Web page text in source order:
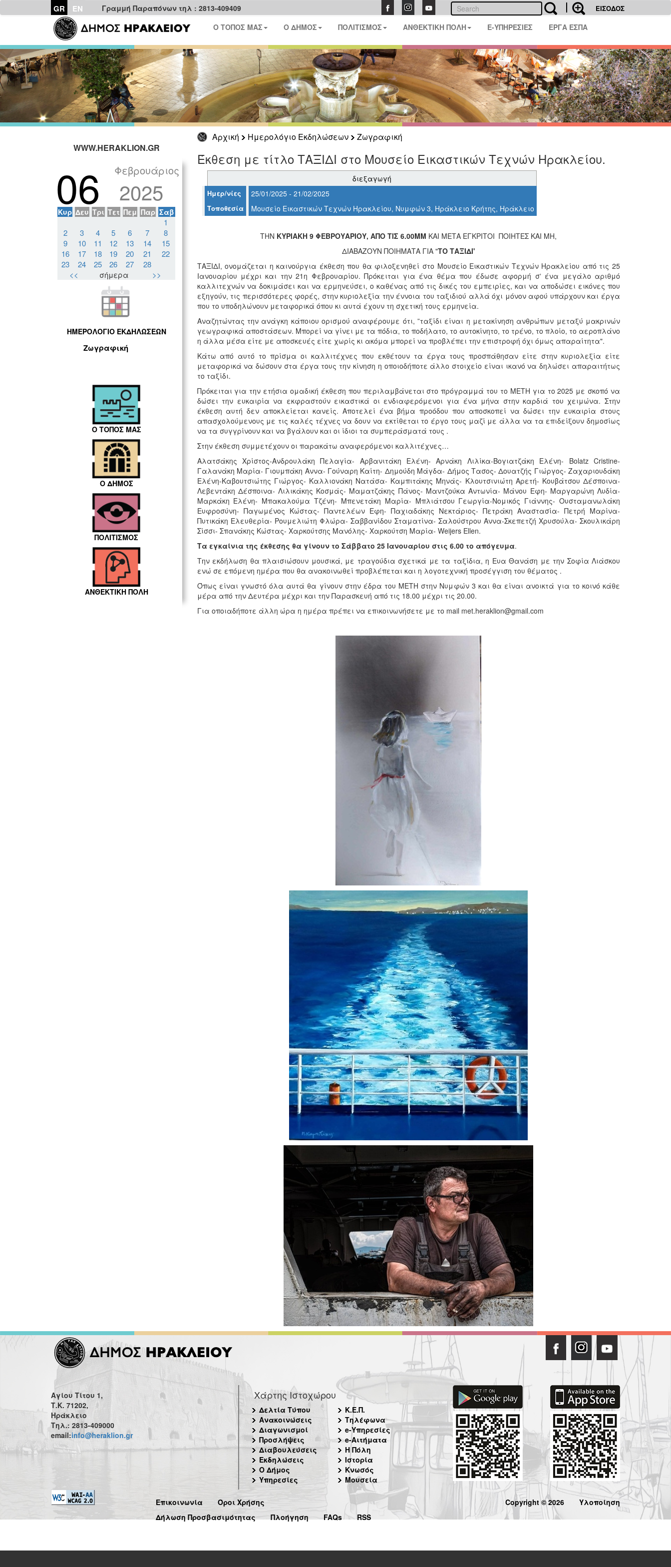
GR EN Γραμμή Παραπόνων τηλ : 2813-409409 ΕΙΣΟΔΟΣ
Ο ΤΟΠΟΣ ΜΑΣ Ο ΔΗΜΟΣ ΠΟΛΙΤΙΣΜΟΣ ΑΝΘΕΚΤΙΚΗ ΠΟΛΗ E-ΥΠΗΡΕΣΙΕΣ ΕΡΓΑ ΕΣΠΑ
Αρχική Ημερολόγιο Εκδηλώσεων
Ζωγραφική
WWW.HERAKLION.GR
06 Φεβρουάριος
2025
Κυρ Δευ Τρι Τετ Πεμ Παρ Σαβ
1
2
3 4 5 6 7
8
9
10 11 12 13 14
15
16
17 18 19 20 21
22
23
24 25 26 27
28
<<
σήμερα >>
ΗΜΕΡΟΛΟΓΙΟ ΕΚΔΗΛΩΣΕΩΝ
Ζωγραφική
Ο ΤΟΠΟΣ ΜΑΣ
Ο ΔΗΜΟΣ
ΠΟΛΙΤΙΣΜΟΣ
ΑΝΘΕΚΤΙΚΗ ΠΟΛΗ
Έκθεση με τίτλο ΤΑΞΙΔΙ στο Μουσείο Εικαστικών Τεχνών Ηρακλείου.
διεξαγωγή
Ημερ/νίες 25/01/2025 - 21/02/2025
Τοποθεσία Μουσείο Εικαστικών Τεχνών Ηρακλείου, Νυμφών 3, Ηράκλειο Κρήτης, Ηράκλειο
ΤΗΝ ΚΥΡΙΑΚΗ 9 ΦΕΒΡΟΥΑΡΙΟΥ, ΑΠΟ ΤΙΣ 6.00ΜΜ ΚΑΙ ΜΕΤΑ ΕΓΚΡΙΤΟΙ ΠΟΙΗΤΕΣ ΚΑΙ ΜΗ,
ΔΙΑΒΑΖΟΥΝ ΠΟΙΗΜΑΤΑ ΓΙΑ "ΤΟ ΤΑΞΙΔΙ'
ΤΑΞΙΔΙ, ονομάζεται η καινούργια έκθεση που θα φιλοξενηθεί στο Μουσείο Εικαστικών Τεχνών Ηρακλείου από τις 25
Ιανουαρίου μέχρι και την 21η Φεβρουαρίου. Πρόκειται για ένα θέμα που έδωσε αφορμή σʼ ένα μεγάλο αριθμό
καλλιτεχνών να δοκιμάσει και να ερμηνεύσει, ο καθένας από τις δικές του εμπειρίες, και να αποδώσει εικόνες που
εξηγούν, τις περισσότερες φορές, στην κυριολεξία την έννοια του ταξιδιού αλλά όχι μόνον αφού υπάρχουν και έργα
που το υποδηλώνουν μεταφορικά όπου κι αυτά έχουν τη σχετική τους ερμηνεία.
Αναζητώντας την ανάγκη κάποιου ορισμού αναφέρουμε ότι, ”ταξίδι είναι η μετακίνηση ανθρώπων μεταξύ μακρινών
γεωγραφικά αποστάσεων. Μπορεί να γίνει με τα πόδια, το ποδήλατο, το αυτοκίνητο, το τρένο, το πλοίο, το αεροπλάνο
η άλλα μέσα είτε με αποσκευές είτε χωρίς κι ακόμα μπορεί να προβλέπει την επιστροφή όχι όμως απαραίτητα".
Κάτω από αυτό το πρίσμα οι καλλιτέχνες που εκθέτουν τα έργα τους προσπάθησαν είτε στην κυριολεξία είτε
μεταφορικά να δώσουν στα έργα τους την κίνηση η οποιοδήποτε άλλο στοιχείο είναι ικανό να δηλώσει απαραιτήτως
το ταξίδι.
Πρόκειται για την ετήσια ομαδική έκθεση που περιλαμβάνεται στο πρόγραμμά του το ΜΕΤΗ για το 2025 με σκοπό να
δώσει την ευκαιρία να εκφραστούν εικαστικά οι ενδιαφερόμενοι για ένα μήνα στην καρδιά του χειμώνα. Στην
έκθεση αυτή δεν αποκλείεται κανείς. Αποτελεί ένα βήμα προόδου που αποσκοπεί να δώσει την ευκαιρία στους
απασχολούμενους με τις καλές τέχνες να δουν να εκτίθεται το έργο τους μαζί με άλλα να τα επιδείξουν δημοσίως
να τα συγγρίνουν και να βγάλουν και οι ίδιοι τα συμπεράσματά τους .
Στην έκθεση συμμετέχουν οι παρακάτω αναφερόμενοι καλλιτέχνες…
Αλατσάκης Χρίστος-Ανδρουλάκη Πελαγία- Αρβανιτάκη Ελένη- Αρνάκη Λιλίκα-Βογιατζάκη Ελένη- Bolatz Cristine-
Γαλανάκη Μαρία- Γιουμπάκη Αννα- Γούναρη Καίτη- Δημούδη Μάγδα- Δήμος Τασος- Δουατζής Γιώργος- Ζαχαριουδάκη
Ελένη-Καβουτσιώτης Γιώργος- Καλλιονάκη Νατάσα- Καμπιτάκης Μηνάς- Κλουτσινιώτη Αρετή- Κουβάτσου Δέσποινα-
Λεβεντάκη Δέσποινα- Λιλικάκης Κοσμάς- Μαματζάκης Πάνος- Μαντζούκα Αντωνία- Μάνου Εφη- Μαργαρώνη Λυδία-
Μαρκάκη Ελένη- Μπακαλούμα Τζένη- Μπενετάκη Μαρία- Μπλιάτσου Γεωργία-Νομικός Γιάννης- Ουσταμανωλάκη
Ευφροσύνη- Παγωμένος Κώστας- Παντελέων Εφη- Παχιαδάκης Νεκτάριος- Πετράκη Αναστασία- Πετρή Μαρίνα-
Πυτικάκη Ελευθερία- Ρουμελιώτη Φλώρα- Σαββανίδου Σταματίνα- Σαλούστρου Αννα-Σκεπετζή Χρυσούλα- Σκουλικάρη
Σίσσι- Σπανάκης Κώστας- Χαρκούτσης Μανόλης- Χαρκούτση Μαρία- Weijers Ellen.
Τα εγκαίνια της έκθεσης θα γίνουν το Σάββατο 25 Ιανουαρίου στις 6.00 το απόγευμα.
Την εκδήλωση θα πλαισιώσουν μουσικά, με τραγούδια σχετικά με τα ταξίδια, η Eυα Θανάση με την Σοφία Λιάσκου
ενώ σε επόμενη ημέρα που θα ανακοινωθεί προβλέπεται και η λογοτεχνική προσέγγιση του θέματος .
Όπως είναι γνωστό όλα αυτά θα γίνουν στην έδρα του ΜΕΤΗ στην Νυμφών 3 και θα είναι ανοικτά για το κοινό κάθε
μέρα από την Δευτέρα μέχρι και την Παρασκευή από τις 18.00 μέχρι τις 20.00.
Για οποιαδήποτε άλλη ώρα η ημέρα πρέπει να επικοινωνήσετε με το mail met.heraklion@gmail.com
Αγίου Τίτου 1,
Τ.Κ. 71202,
Ηράκλειο
Τηλ.: 2813-409000
email:info@heraklion.gr
Χάρτης Ιστοχώρου
Δελτία Τύπου
Ανακοινώσεις
Διαγωνισμοί
Προσλήψεις
Διαβουλεύσεις
Εκδηλώσεις
Ο Δήμος
Υπηρεσίες
Κ.Ε.Π.
Τηλέφωνα
e-Υπηρεσίες
e-Αιτήματα
Η Πόλη
Ιστορία
Κνωσός
Μουσεία
Επικοινωνία
Όροι Χρήσης
Δήλωση Προσβασιμότητας
Πλοήγηση FAQs RSS
Copyright © 2026 Υλοποίηση